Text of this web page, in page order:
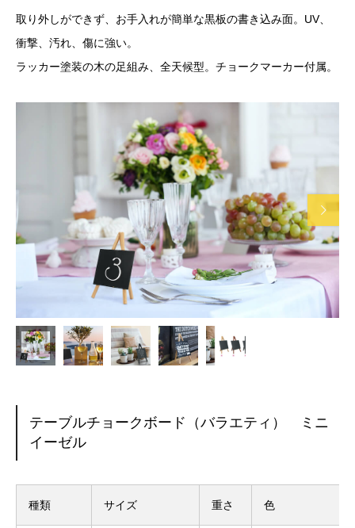
取り外しができず、お手入れが簡単な黒板の書き込み面。UV、
衝撃、汚れ、傷に強い。
ラッカー塗装の木の足組み、全天候型。チョークマーカー付属。

テーブルチョークボード（バラエティ） ミニ
イーゼル
種類 サイズ 重さ 色